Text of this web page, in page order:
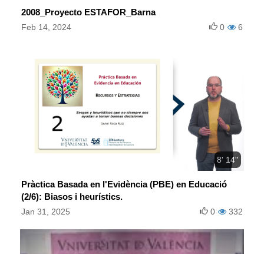
2008_Proyecto ESTAFOR_Barna
Feb 14, 2024 6
0
8' 14''
Pràctica Basada en l'Evidència (PBE) en Educació
(2/6): Biasos i heurístics.
Jan 31, 2025 332
0